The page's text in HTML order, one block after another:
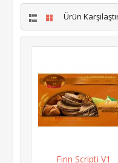
Ürün
Fırın Scripti V1